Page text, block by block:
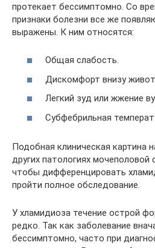
протекает бессимптомно. Со
признаки болезни все же
выражены. К ним относятся:
Общая слабость.
Дискомфорт внизу
Легкий зуд или жжение
Субфебрильная
Подобная клиническая картина
других патологиях мочеполовой
чтобы дифференцировать
пройти полное обследование.
У хламидиоза течение острой
редко. Так как заболевание
бессимптомно, часто при